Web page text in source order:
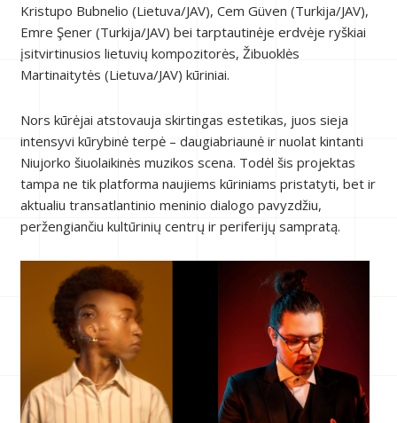
Kristupo Bubnelio (Lietuva/JAV), Cem Güven (Turkija/JAV),
Emre Şener (Turkija/JAV) bei tarptautinėje erdvėje ryškiai
įsitvirtinusios lietuvių kompozitorės, Žibuoklės
Martinaitytės (Lietuva/JAV) kūriniai.
Nors kūrėjai atstovauja skirtingas estetikas, juos sieja
intensyvi kūrybinė terpė – daugiabriaunė ir nuolat kintanti
Niujorko šiuolaikinės muzikos scena. Todėl šis projektas
tampa ne tik platforma naujiems kūriniams pristatyti, bet ir
aktualiu transatlantinio meninio dialogo pavyzdžiu,
peržengiančiu kultūrinių centrų ir periferijų sampratą.